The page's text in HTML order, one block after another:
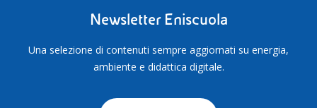
Newsletter Eniscuola
Una selezione di contenuti sempre aggiornati su energia,
ambiente e didattica digitale.